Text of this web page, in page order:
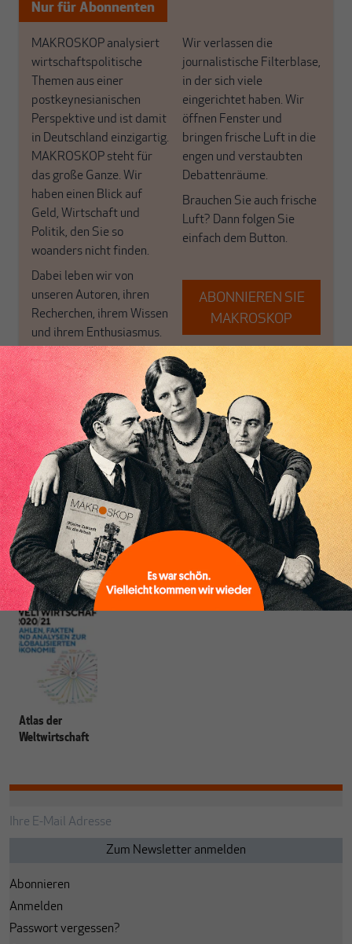
Nur für Abonnenten
MAKROSKOP analysiert
wirtschaftspolitische
Themen aus einer
postkeynesianischen
Perspektive und ist damit
in Deutschland einzigartig.
MAKROSKOP steht für
das große Ganze. Wir
haben einen Blick auf
Geld, Wirtschaft und
Politik, den Sie so
woanders nicht finden.
Dabei leben wir von
unseren Autoren, ihren
Recherchen, ihrem Wissen
und ihrem Enthusiasmus.
Gemeinsam scheren wir
aus den schmaler
werdenden Leitplanken
des Denkens aus.
Wir verlassen die
journalistische Filterblase,
in der sich viele
eingerichtet haben. Wir
öffnen Fenster und
bringen frische Luft in die
engen und verstaubten
Debattenräume.
Brauchen Sie auch frische
Luft? Dann folgen Sie
einfach dem Button.
ABONNIEREN SIE
MAKROSKOP
Schon Abonnent? Dann
hier einloggen
Friederike Spieckerist Diplom-Volkswirtin und lernte das
Handwerkszeug zur theoretischen und empirischen Makroökonomie
am Deutschen Institut für Wirtschaftsforschung, Berlin. Heute arbeitet
sie als freie Wirtschaftspublizistin.
Atlas der
Weltwirtschaft
Abonnieren
Anmelden
Passwort vergessen?